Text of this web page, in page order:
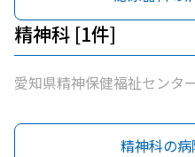
精神科 [1件]
愛知県精神保健福祉センタ
精神科の